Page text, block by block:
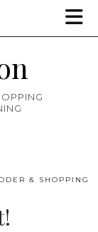
& SHOPPING